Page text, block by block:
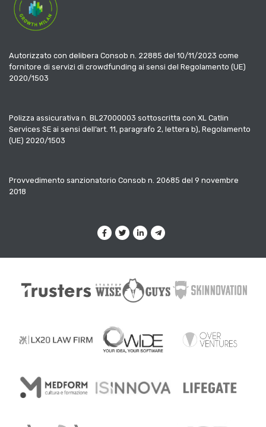
Autorizzato con delibera Consob n. 22885 del 10/11/2023 come
fornitore di servizi di crowdfunding ai sensi del Regolamento (UE)
2020/1503
Polizza assicurativa n. BL27000003 sottoscritta con XL Catlin
Services SE ai sensi dell’art. 11, paragrafo 2, lettera b), Regolamento
(UE) 2020/1503
Provvedimento sanzionatorio Consob n. 20685 del 9 novembre
2018